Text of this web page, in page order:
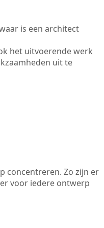
is een architect
het uitvoerende werk
uit te
concentreren. Zo zijn er
voor iedere ontwerp